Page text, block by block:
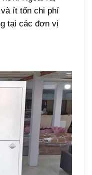
ít tốn chi phí
tại các đơn vị